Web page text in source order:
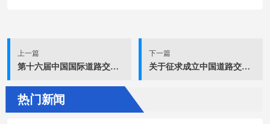
上一篇
第十六届中国国际道路交通安全产品博览会主场搭建与服务招标公告
下一篇
关于征求成立中国道路交通安全协会公安院校交通管理工程专业委员会、事故预防与处理分会2个分支机构意见的通知
热门新闻